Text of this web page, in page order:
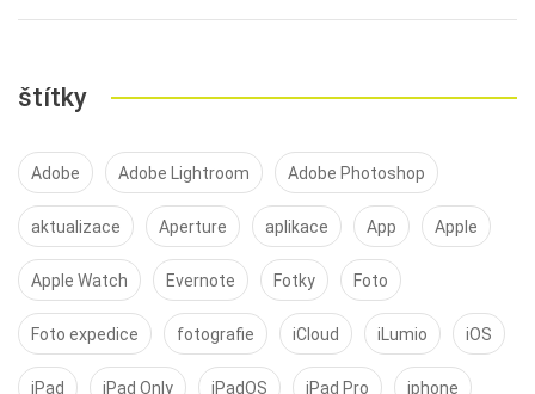
štítky
Adobe Adobe Lightroom Adobe Photoshop
aktualizace Aperture aplikace App Apple
Apple Watch Evernote Fotky Foto
Foto expedice fotografie iCloud iLumio iOS
iPad iPad Only iPadOS iPad Pro iphone